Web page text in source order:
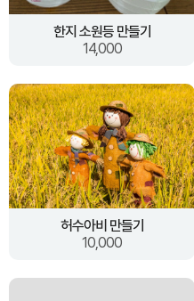
한지 소원등 만들기
14,000
허수아비 만들기
10,000